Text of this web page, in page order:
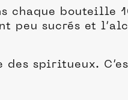
chaque bouteille
peu sucrés et
spiritueux.